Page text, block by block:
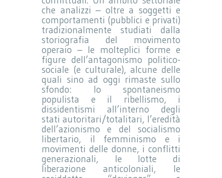
che analizzi – oltre a soggetti e
comportamenti (pubblici e privati)
tradizionalmente studiati dalla
storiografia del movimento
operaio – le molteplici forme e
figure dell’antagonismo politico-
sociale (e culturale), alcune delle
quali sino ad oggi rimaste sullo
sfondo: lo spontaneismo
populista e il ribellismo, i
dissidentismi all’interno degli
stati autoritari/totalitari, l’eredità
dell’azionismo e del socialismo
libertario, il femminismo e i
movimenti delle donne, i conflitti
generazionali, le lotte di
liberazione anticoloniali, le